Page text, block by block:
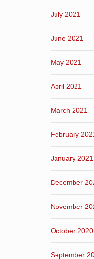
July 2021
June 2021
May 2021
April 2021
March 2021
February
January 2021
December
November
October 2020
September